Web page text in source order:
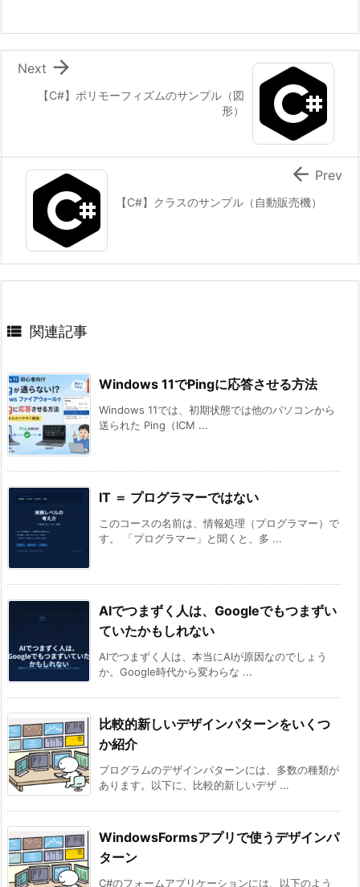
【C#】ポリモーフィズムのサンプル（図
形）

Next
【C#】クラスのサンプル（自動販売機）
 Prev
 関連記事
Windows 11でPingに応答させる方法
Windows 11では、初期状態では他のパソコンから
送られた Ping（ICM ...
IT ＝ プログラマーではない
このコースの名前は、情報処理（プログラマー）で
す。 「プログラマー」と聞くと、多 ...
AIでつまずく人は、Googleでもつまずい
ていたかもしれない
AIでつまずく人は、本当にAIが原因なのでしょう
か。Google時代から変わらな ...
比較的新しいデザインパターンをいくつ
か紹介
プログラムのデザインパターンには、多数の種類が
あります。以下に、比較的新しいデザ ...
WindowsFormsアプリで使うデザインパ
ターン
C#のフォームアプリケーションには、以下のよう